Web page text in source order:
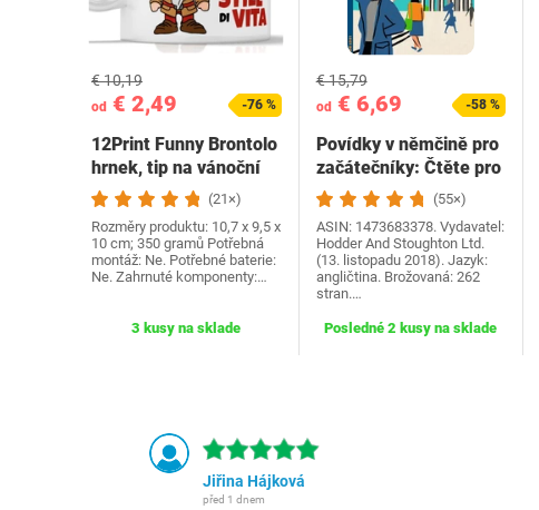
od € 2,49
€ 10,19
-76 %
12Print Funny Brontolo
hrnek, tip na vánoční
dárek a…
(21×)
Rozměry produktu: 10,7 x 9,5 x
10 cm; 350 gramů Potřebná
montáž: Ne. Potřebné baterie:
Ne. Zahrnuté komponenty:…
3 kusy na sklade
od€ 6,69
€ 15,79
-58 %
Povídky v němčině pro
začátečníky: Čtěte pro
radost na své…(55×)
ASIN: 1473683378. Vydavatel:
Hodder And Stoughton Ltd.
(13. listopadu 2018). Jazyk:
angličtina. Brožovaná: 262
stran.…
Posledné 2 kusy na sklade
Jiřina Hájková
před 1 dnem